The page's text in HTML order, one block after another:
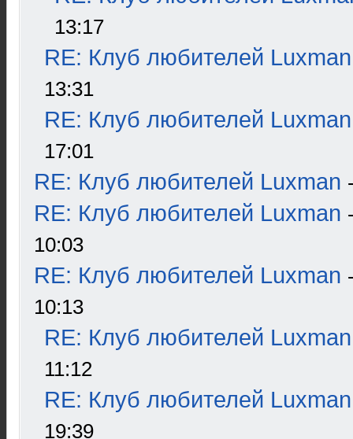
13:17
RE: Клуб любителей Luxman
13:31
RE: Клуб любителей Luxman
17:01
RE: Клуб любителей Luxman
RE: Клуб любителей Luxman
10:03
RE: Клуб любителей Luxman
10:13
RE: Клуб любителей Luxman
11:12
RE: Клуб любителей Luxman
19:39